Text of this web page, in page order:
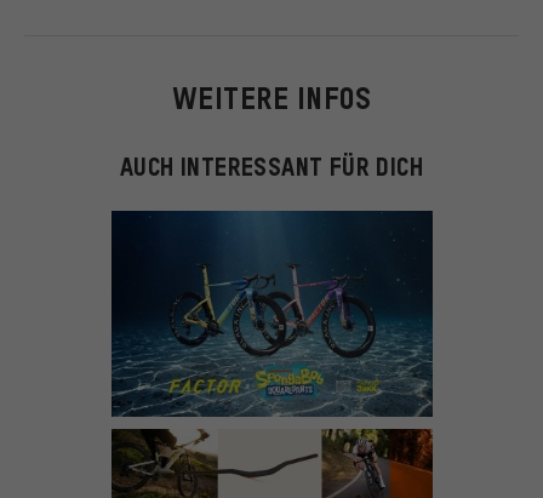
WEITERE INFOS
AUCH INTERESSANT FÜR DICH